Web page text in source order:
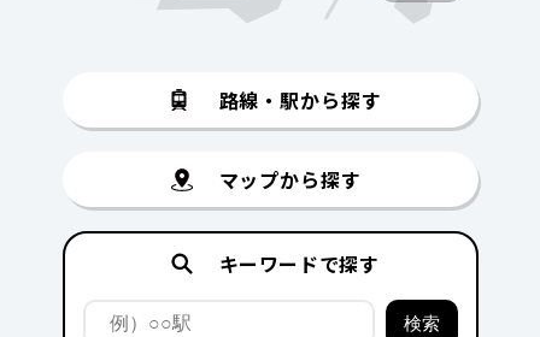
路線・駅から探す
マップから探す
キーワードで探す